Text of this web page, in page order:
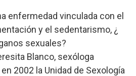
enfermedad vinculada con el
y el sedentarismo, ¿
sexuales?
Blanco, sexóloga
2002 la Unidad de Sexología